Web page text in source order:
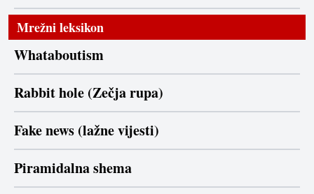
Mrežni leksikon
Whataboutism
Rabbit hole (Zečja rupa)
Fake news (lažne vijesti)
Piramidalna shema